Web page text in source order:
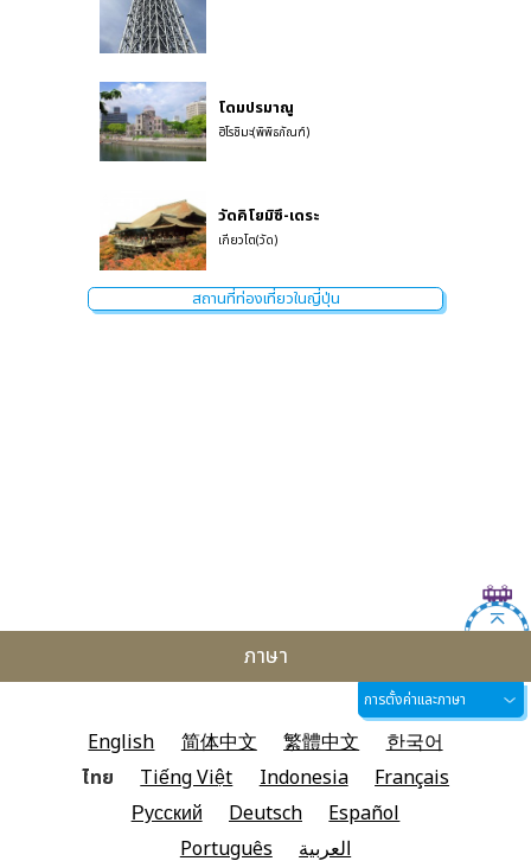
โดมปรมาณู
ฮิโรชิมะ(พิพิธภัณฑ์)
วัดคิโยมิซึ-เดระ
เกียวโต(วัด)
สถานที่ท่องเที่ยวในญี่ปุ่น
ภาษา
การตั้งค่าและภาษา
English 简体中文 繁體中文
한국어
ไทย
Tiếng Việt Indonesia
Français
Русский
Deutsch
Español
Português
العربية